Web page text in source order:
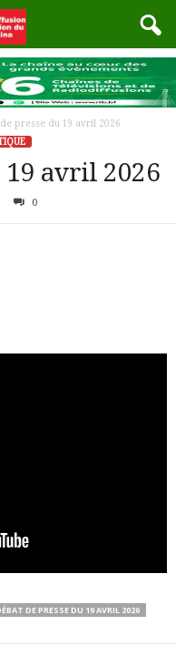
presse du 19 avril 2026
19 avril 2026
0
DE PRESSE DU 19 AVRIL 2026